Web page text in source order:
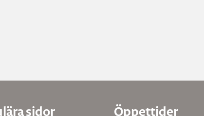
sidor Öppettider